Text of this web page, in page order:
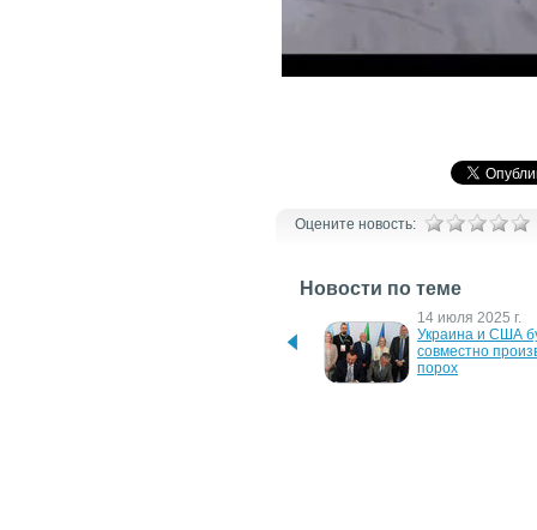
Оцените новость:
Новости по теме
протитанкова "міна-дроп"
14 июля 2025 г.
Украина и США
совместно
порох